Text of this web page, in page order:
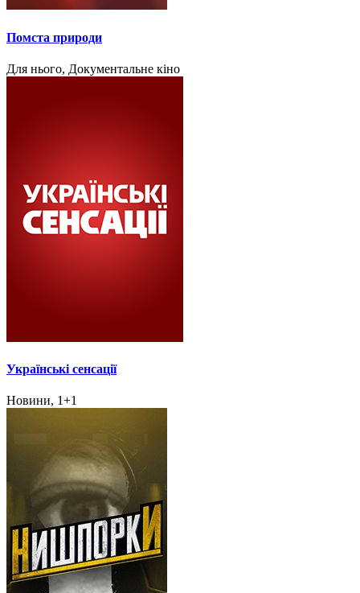
Помста природи
Для нього, Документальне кіно
Українські сенсації
Новини, 1+1